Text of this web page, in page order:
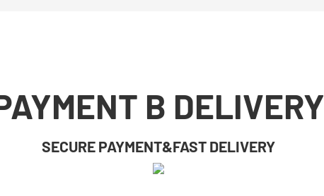
B DELIVERY
SECURE PAYMENT&FAST DELIVERY